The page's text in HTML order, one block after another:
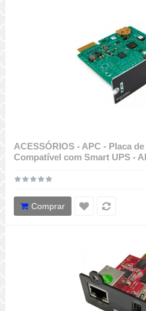
ACESSÓRIOS - APC - Placa
Compatível com Smart UPS -
Comprar